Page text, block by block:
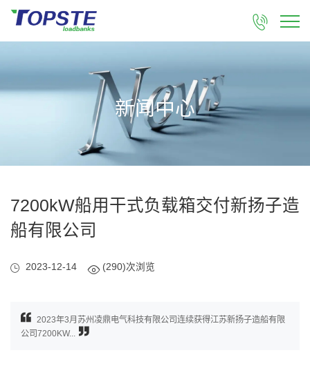

新闻中心
7200kW船用干式负载箱交付新扬子造
船有限公司
2023-12-14 (290)次浏览
2023年3月苏州凌鼎电气科技有限公司连续获得江苏新扬子造船有限
公司7200KW...